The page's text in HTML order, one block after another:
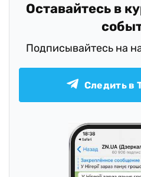
Оставайтесь в
Подписывайтесь на
Следить в